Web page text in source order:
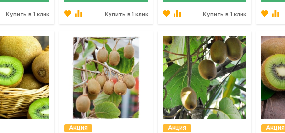
Купить в 1 клик Купить в 1 клик Купить в 1 клик
Акция Акция Акция